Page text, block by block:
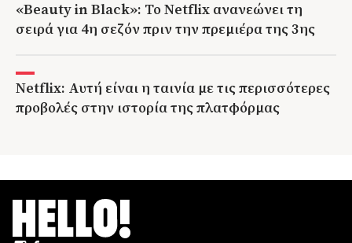
«Beauty in Black»: Το Netflix ανανεώνει τη
σειρά για 4η σεζόν πριν την πρεμιέρα της 3ης
Netflix: Αυτή είναι η ταινία με τις περισσότερες
προβολές στην ιστορία της πλατφόρμας